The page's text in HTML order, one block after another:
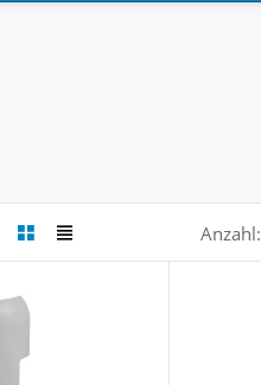
Anzahl: